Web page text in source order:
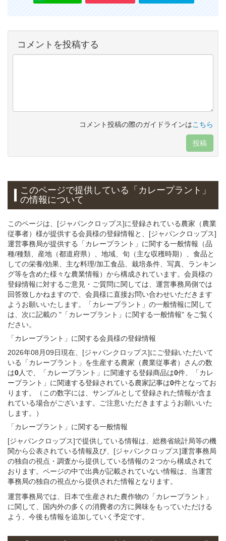
コメントを投稿する
コメント投稿の際のガイドラインはこちら
投稿
このページで提供している 「カレープラント」
の情報について
このページは、[ジャパンクロップス]に登録されている農家（農業
従事者）様が提供する会員様の登録情報と、[ジャパンクロップス]
運営事務局が提供する「カレープラント」に関する一般情報（品
種/種類、産地（都道府県）、地域、旬（主な収穫時期）、食品と
しての栄養/効果、主な料理/加工食品、栽培条件、写真、ランキン
グ等を含めた様々な農業情報）から構成されています。会員様の
登録情報に対するご意見・ご質問に関しては、運営事務局側では
回答致しかねますので、会員様に直接お問い合わせいただきます
ようお願いいたします。「カレープラント」の一般情報に関して
は、次に記載の "「カレープラント」に関する一般情報" をご覧く
ださい。
「カレープラント」 に関する会員様の登録情報
2026年08月09日現在、[ジャパンクロップス]にご登録いただいて
いる「カレープラント」を生産する農家（農業従事者）さんの数
は0人で、「カレープラント」に関連する登録商品は0件、「カレ
ープラント」に関連する登録されている農家記事は0件となってお
ります。（この数字には、サンプルとして登録された情報が含ま
れている場合がございます。ご注意いただきますようお願いいた
します。）
「カレープラント」 に関する一般情報
[ジャパンクロップス]で提供している情報は、総務省統計局等の機
関から公表されている情報及び、[ジャパンクロップス]運営事務局
の独自の視点・調査から提供している情報の２つから構成されて
おります。ページの中で出典が記載されていない情報は、当運営
事務局の独自の視点から提供された情報となります。
運営事務局では、日本で生産された農作物の「カレープラント」
に関して、国内外の多くの消費者の方に興味をもっていただける
よう、今後も情報を追加していく予定です。